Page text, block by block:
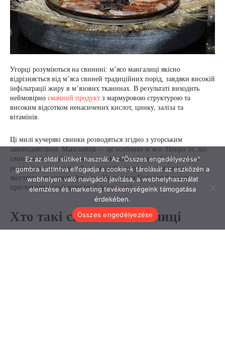
Ez az oldal sütiket használ. Az "Összes engedélyezése"
gombra kattintva elfogadja a cookie-k tárolását az eszközén a
webhelyen való navigáció javítása, a webhelyhasználat
elemzése és marketing tevékenységeink támogatása
érdekében.
Összes engedélyezése